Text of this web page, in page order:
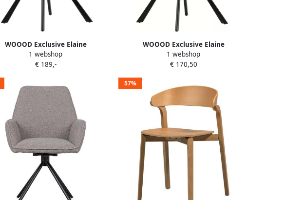
WOOOD Exclusive Elaine
Velvet Deep Sea
80x59x59
1 webshop
€ 189,-
WOOOD Exclusive Elaine
Eetkamerstoel Velvet Pale 80 5x59
1 webshop
€ 170,50
57%